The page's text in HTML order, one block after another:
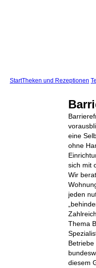
StartTheken und Rezeptionen
eine
ohne
sich mit
Wir
jeden
Thema
diesem